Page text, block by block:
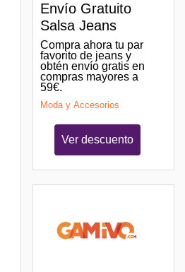
Envío Gratuito
Salsa Jeans
Compra ahora tu par
favorito de jeans y
obtén envío gratis en
compras mayores a
59€.
Moda y Accesorios
Ver descuento